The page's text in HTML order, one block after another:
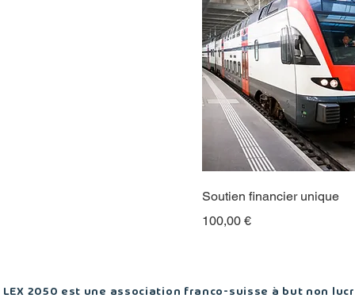
Soutien financier unique
Prix
100,00 €
LEX 2050 est une association franco-suisse à but non